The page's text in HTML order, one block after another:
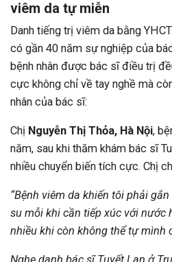
viêm da tự miễn
Danh tiếng trị viêm da bằng
có gần 40 năm sự nghiệp của
bệnh nhân được bác sĩ điều trị
cực không chỉ về tay nghề mà
nhân của bác sĩ:
Chị Nguyễn Thị Thỏa, Hà Nội,
năm, sau khi thăm khám bác sĩ
nhiều chuyển biến tích cực. Chị
“Bệnh viêm da khiến tôi phải
su mỗi khi cần tiếp xúc với nước
nhiều khi còn không thể tự mình